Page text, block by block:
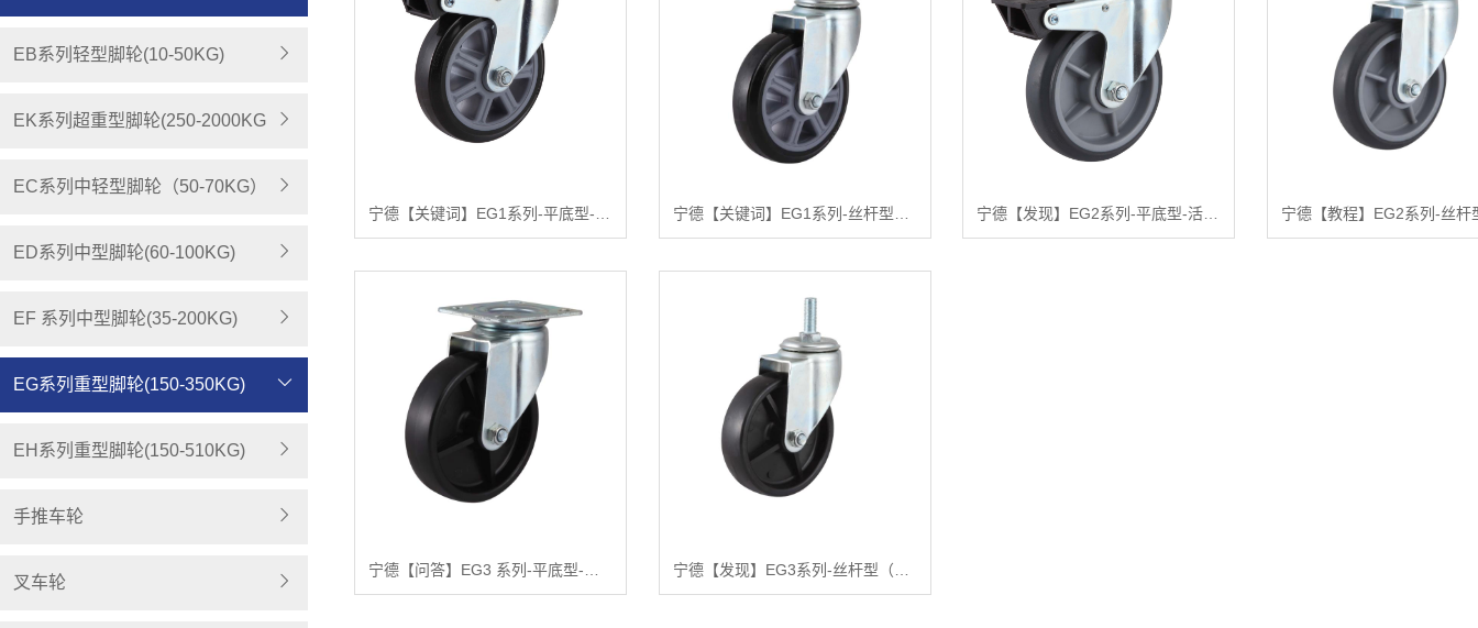
EB系列轻型脚轮(10-50KG)
EK系列超重型脚轮(250-2000KG
EC系列中轻型脚轮（50-70KG）
ED系列中型脚轮(60-100KG)
EF 系列中型脚轮(35-200KG)
EG系列重型脚轮(150-350KG)
EH系列重型脚轮(150-510KG)
手推车轮
叉车轮